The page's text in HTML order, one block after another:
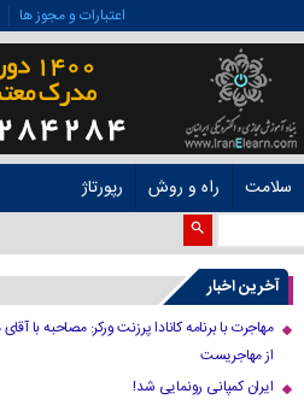
اعتبارات و مجوز ها
سلامت راه و روش رپورتاژ
آخرین اخبار
مهاجرت با برنامه کانادا پرزنت ورکر: مصاحبه با
از مهاجریست
ایران کمپانی رونمایی شد!